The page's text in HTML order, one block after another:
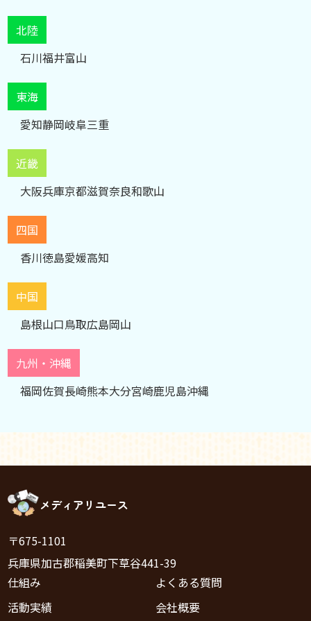
北陸
石川福井富山
東海
愛知静岡岐阜三重
近畿
大阪兵庫京都滋賀奈良和歌山
四国
香川徳島愛媛高知
中国
島根山口鳥取広島岡山
九州・沖縄
福岡佐賀長崎熊本大分宮崎鹿児島沖縄
メディアリユース
〒675-1101
兵庫県加古郡稲美町下草谷441-39
仕組み
活動実績
よくある質問
会社概要